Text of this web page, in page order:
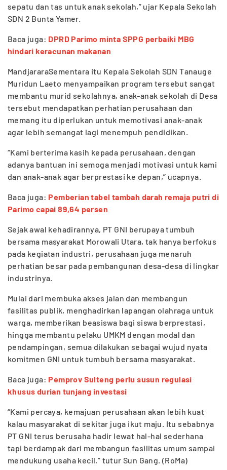
sepatu dan tas untuk anak sekolah,” ujar Kepala Sekolah
SDN 2 Bunta Yamer.
Baca juga: DPRD Parimo minta SPPG perbaiki MBG
hindari keracunan makanan
MandjararaSementara itu Kepala Sekolah SDN Tanauge
Muridun Laeto menyampaikan program tersebut sangat
membantu murid sekolahnya, anak-anak sekolah di Desa
tersebut mendapatkan perhatian perusahaan dan
memang itu diperlukan untuk memotivasi anak-anak
agar lebih semangat lagi menempuh pendidikan.
“Kami berterima kasih kepada perusahaan, dengan
adanya bantuan ini semoga menjadi motivasi untuk kami
dan anak-anak agar berprestasi ke depan,” ucapnya.
Baca juga: Pemberian tabel tambah darah remaja putri di
Parimo capai 89,64 persen
Sejak awal kehadirannya, PT GNI berupaya tumbuh
bersama masyarakat Morowali Utara, tak hanya berfokus
pada kegiatan industri, perusahaan juga menaruh
perhatian besar pada pembangunan desa-desa di lingkar
industrinya.
Mulai dari membuka akses jalan dan membangun
fasilitas publik, menghadirkan lapangan olahraga untuk
warga, memberikan beasiswa bagi siswa berprestasi,
hingga membantu pelaku UMKM dengan modal dan
pendampingan, semua dilakukan sebagai wujud nyata
komitmen GNI untuk tumbuh bersama masyarakat.
Baca juga: Pemprov Sulteng perlu susun regulasi
khusus durian tunjang investasi
“Kami percaya, kemajuan perusahaan akan lebih kuat
kalau masyarakat di sekitar juga ikut maju. Itu sebabnya
PT GNI terus berusaha hadir lewat hal-hal sederhana
tapi berdampak dari membangun fasilitas umum sampai
mendukung usaha kecil,” tutur Sun Gang. (RoMa)